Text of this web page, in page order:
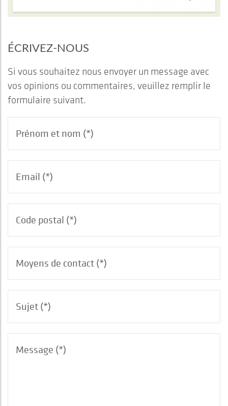
ÉCRIVEZ-NOUS
Si vous souhaitez nous envoyer un message avec
vos opinions ou commentaires, veuillez remplir le
formulaire suivant.